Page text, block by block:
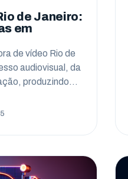
de Janeiro:
em
de vídeo Rio de
audiovisual, da
produzindo…